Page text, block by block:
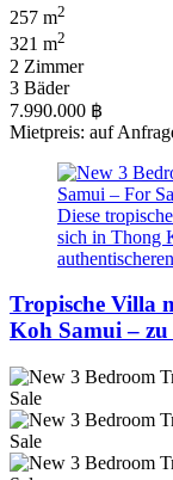
257 m2
321 m2
2 Zimmer
3 Bäder
7.990.000 ฿
Mietpreis: auf
Diese
sich in Thong
Tropische Villa
Koh Samui –